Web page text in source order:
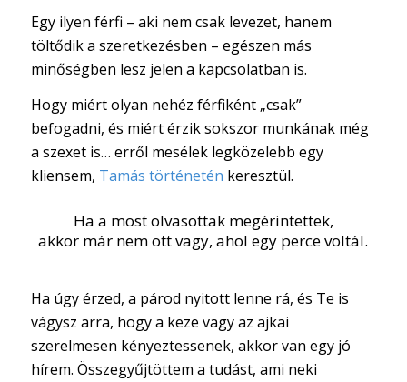
Egy ilyen férfi – aki nem csak levezet, hanem
töltődik a szeretkezésben – egészen más
minőségben lesz jelen a kapcsolatban is.
Hogy miért olyan nehéz férfiként „csak”
befogadni, és miért érzik sokszor munkának még
a szexet is… erről mesélek legközelebb egy
kliensem, Tamás történetén keresztül.
Ha a most olvasottak megérintettek,
akkor már nem ott vagy, ahol egy perce voltál.
Ha úgy érzed, a párod nyitott lenne rá, és Te is
vágysz arra, hogy a keze vagy az ajkai
szerelmesen kényeztessenek, akkor van egy jó
hírem. Összegyűjtöttem a tudást, ami neki